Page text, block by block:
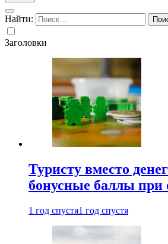
Найти:
Заголовки
Туристу вместо
бонусные баллы при
1 год спустя1 год спустя